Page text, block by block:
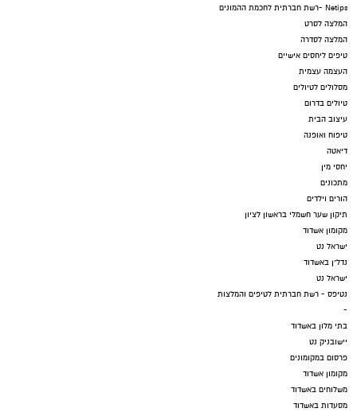
Netips -רשת חברתית לחכמת ההמונים
המלצה לסרט
המלצה לסדרה
טיפים ליחסים אישיים
העצמה עצמית
מסלולים לטיולים
טיולים בדרום
עיצוב הבית
טיפוח ואופנה
דיאטה
יחסי מין
מתכונים
הורים וילדים
תיקון שער חשמלי בראשון לציון
מקומון אשדוד
ישראל נט
נדל"ן באשדוד
ישראל נט
נטיפס - רשת חברתית לטיפים והמלצות
-
בתי מלון באשדוד
יישובניק נט
פרסום במקומונים
מקומון אשדוד
משלוחים באשדוד
מסעדות באשדוד